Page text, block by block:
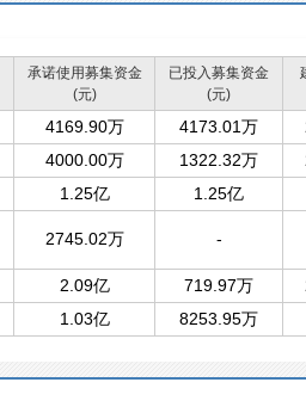
承诺使用募集资金
(元)
已投入募集资金
(元)
4169.90万 4173.01万
4000.00万 1322.32万
1.25亿 1.25亿
2745.02万 -
2.09亿 719.97万
1.03亿 8253.95万